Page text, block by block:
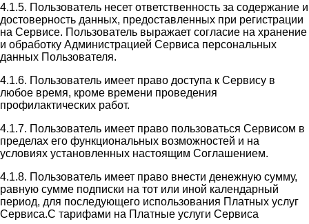
4.1.5. Пользователь несет ответственность за содержание и
достоверность данных, предоставленных при регистрации
на Сервисе. Пользователь выражает согласие на хранение
и обработку Администрацией Сервиса персональных
данных Пользователя.
4.1.6. Пользователь имеет право доступа к Сервису в
любое время, кроме времени проведения
профилактических работ.
4.1.7. Пользователь имеет право пользоваться Сервисом в
пределах его функциональных возможностей и на
условиях установленных настоящим Соглашением.
4.1.8. Пользователь имеет право внести денежную сумму,
равную сумме подписки на тот или иной календарный
период, для последующего использования Платных услуг
Сервиса.С тарифами на Платные услуги Сервиса